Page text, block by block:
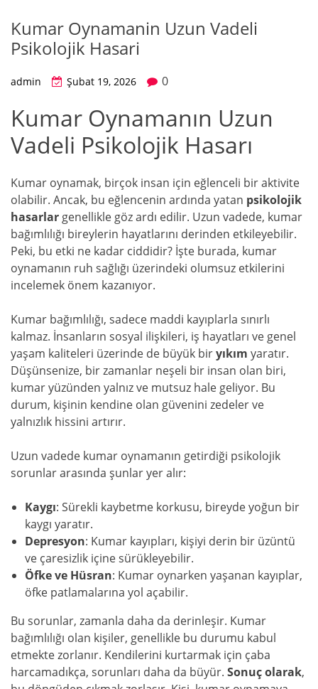
Kumar Oynamanin Uzun Vadeli
Psikolojik Hasari
admin Şubat 19, 2026 0
Kumar Oynamanın Uzun
Vadeli Psikolojik Hasarı
Kumar oynamak, birçok insan için eğlenceli bir aktivite
olabilir. Ancak, bu eğlencenin ardında yatan psikolojik
hasarlar genellikle göz ardı edilir. Uzun vadede, kumar
bağımlılığı bireylerin hayatlarını derinden etkileyebilir.
Peki, bu etki ne kadar ciddidir? İşte burada, kumar
oynamanın ruh sağlığı üzerindeki olumsuz etkilerini
incelemek önem kazanıyor.
Kumar bağımlılığı, sadece maddi kayıplarla sınırlı
kalmaz. İnsanların sosyal ilişkileri, iş hayatları ve genel
yaşam kaliteleri üzerinde de büyük biryıkım yaratır.
Düşünsenize, bir zamanlar neşeli bir insan olan biri,
kumar yüzünden yalnız ve mutsuz hale geliyor. Bu
durum, kişinin kendine olan güvenini zedeler ve
yalnızlık hissini artırır.
Uzun vadede kumar oynamanın getirdiği psikolojik
sorunlar arasında şunlar yer alır:
Kaygı: Sürekli kaybetme korkusu, bireyde yoğun bir
kaygı yaratır.
Depresyon: Kumar kayıpları, kişiyi derin bir üzüntü
ve çaresizlik içine sürükleyebilir.
Öfke ve Hüsran: Kumar oynarken yaşanan kayıplar,
öfke patlamalarına yol açabilir.
Bu sorunlar, zamanla daha da derinleşir. Kumar
bağımlılığı olan kişiler, genellikle bu durumu kabul
etmekte zorlanır. Kendilerini kurtarmak için çaba
harcamadıkça, sorunları daha da büyür. Sonuç olarak,